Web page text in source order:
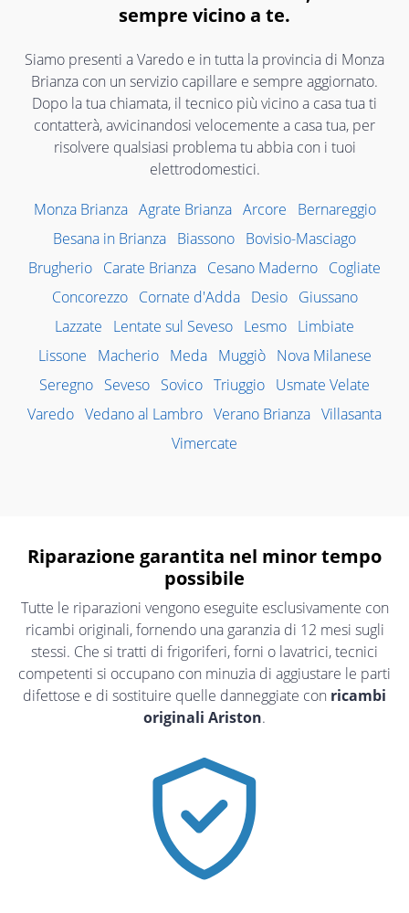
sempre vicino a te.
Siamo presenti a Varedo e in tutta la provincia di Monza
Brianza con un servizio capillare e sempre aggiornato.
Dopo la tua chiamata, il tecnico più vicino a casa tua ti
contatterà, avvicinandosi velocemente a casa tua, per
risolvere qualsiasi problema tu abbia con i tuoi
elettrodomestici.
Monza Brianza Agrate Brianza Arcore
Bernareggio
Besana in Brianza Biassono Bovisio-Masciago
Brugherio Carate Brianza Cesano Maderno Cogliate
Concorezzo
Cornate d'Adda Desio
Giussano
Lazzate
Lentate sul Seveso Lesmo Limbiate
Lissone
Macherio Meda Muggiò
Nova Milanese
Seregno Seveso Sovico Triuggio Usmate Velate
Varedo Vedano al Lambro Verano Brianza Villasanta
Vimercate
Riparazione garantita nel minor tempo
possibile
Tutte le riparazioni vengono eseguite esclusivamente con
ricambi originali, fornendo una garanzia di 12 mesi sugli
stessi. Che si tratti di frigoriferi, forni o lavatrici, tecnici
competenti si occupano con minuzia di aggiustare le parti
difettose e di sostituire quelle danneggiate con ricambi
originali Ariston.